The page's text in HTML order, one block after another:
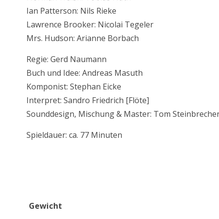
Ian Patterson: Nils Rieke
Lawrence Brooker: Nicolai Tegeler
Mrs. Hudson: Arianne Borbach
Regie: Gerd Naumann
Buch und Idee: Andreas Masuth
Komponist: Stephan Eicke
Interpret: Sandro Friedrich [Flöte]
Sounddesign, Mischung & Master: Tom
Spieldauer: ca. 77 Minuten
Gewicht